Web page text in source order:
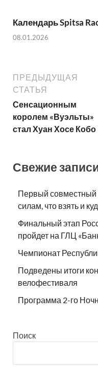
Календарь Spitsa
08.01.2026
ПРЕДЫДУЩАЯ
СТАТЬЯ
Сенсационным
королем «Вуэльты»
стал Хуан Хосе Кобо
Свежие
Первый совместный
силам, что взять и
Финальный этап
пройдет на ГЛЦ
Чемпионат
Подведены итоги
велофестиваля
Программа 2-го
Поиск